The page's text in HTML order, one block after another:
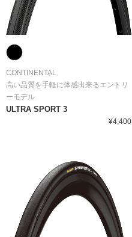
CONTINENTAL
高い品質を手軽に体感出来るエントリ
ーモデル
ULTRA SPORT 3
¥4,400